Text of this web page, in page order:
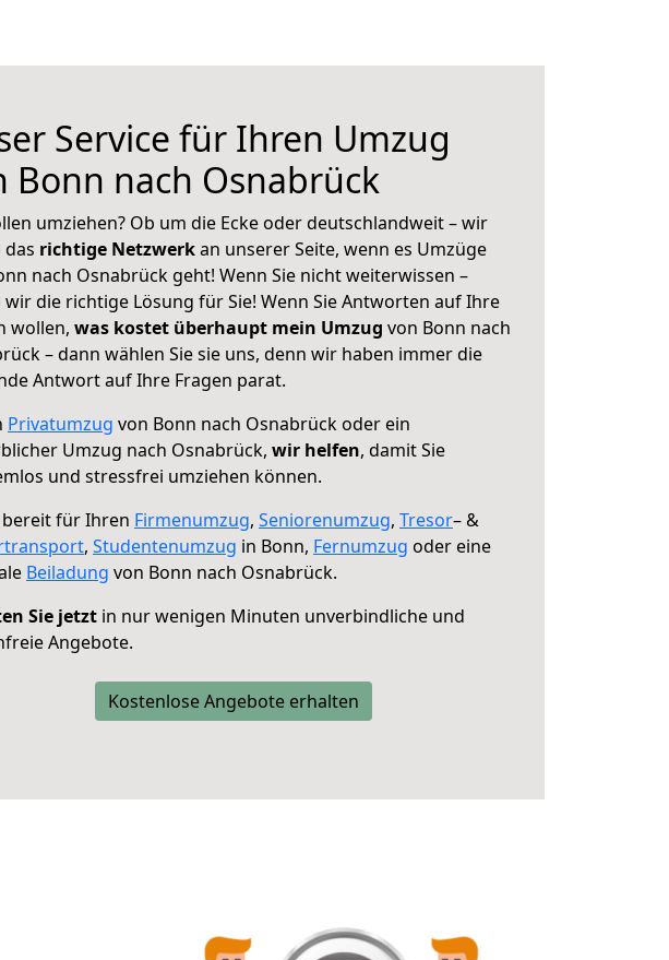
Service für Ihren Umzug
Bonn nach Osnabrück
umziehen? Ob um die Ecke oder deutschlandweit – wir
das richtige Netzwerkan unserer Seite, wenn es Umzüge
nach Osnabrück geht! Wenn Sie nicht weiterwissen –
wir die richtige Lösung für Sie! Wenn Sie Antworten auf Ihre
wollen, was kostet überhaupt mein Umzug von Bonn nach
– dann wählen Sie sie uns, denn wir haben immer die
Antwort auf Ihre Fragen parat.
Privatumzug von Bonn nach Osnabrück oder ein
Umzug nach Osnabrück, wir helfen, damit Sie
und stressfrei umziehen können.
für Ihren Firmenumzug, Seniorenumzug, Tresor– &
, Studentenumzug in Bonn, Fernumzug oder eine
Beiladung von Bonn nach Osnabrück.
Sie jetzt in nur wenigen Minuten unverbindliche und
Angebote.
Kostenlose Angebote erhalten